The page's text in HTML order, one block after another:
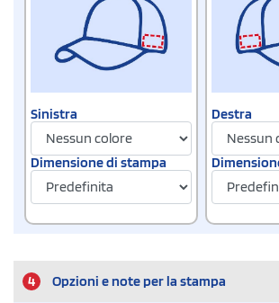
Sinistra
Dimensione di stampa
Destra
4 Opzioni e note per la stampa